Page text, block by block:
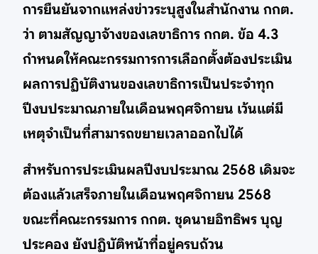
การยืนยันจากแหล่งข่าวระบุสูงในสำนักงาน กกต.
ว่า ตามสัญญาจ้างของเลขาธิการ กกต. ข้อ 4.3
กำหนดให้คณะกรรมการการเลือกตั้งต้องประเมิน
ผลการปฏิบัติงานของเลขาธิการเป็นประจำทุก
ปีงบประมาณภายในเดือนพฤศจิกายน เว้นแต่มี
เหตุจำเป็นที่สามารถขยายเวลาออกไปได้
สำหรับการประเมินผลปีงบประมาณ 2568 เดิมจะ
ต้องแล้วเสร็จภายในเดือนพฤศจิกายน 2568
ขณะที่คณะกรรมการ กกต. ชุดนายอิทธิพร บุญ
ประคอง ยังปฏิบัติหน้าที่อยู่ครบถ้วน